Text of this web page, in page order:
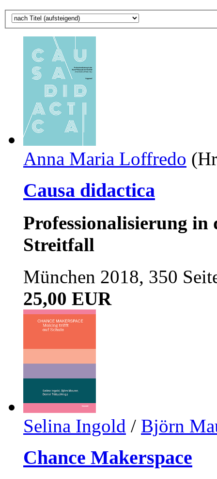
Anna Maria Loffredo
Causa didactica
Professionalisierung in
Streitfall
München 2018, 350
25,00 EUR
Selina Ingold / Björn
Chance Makerspace